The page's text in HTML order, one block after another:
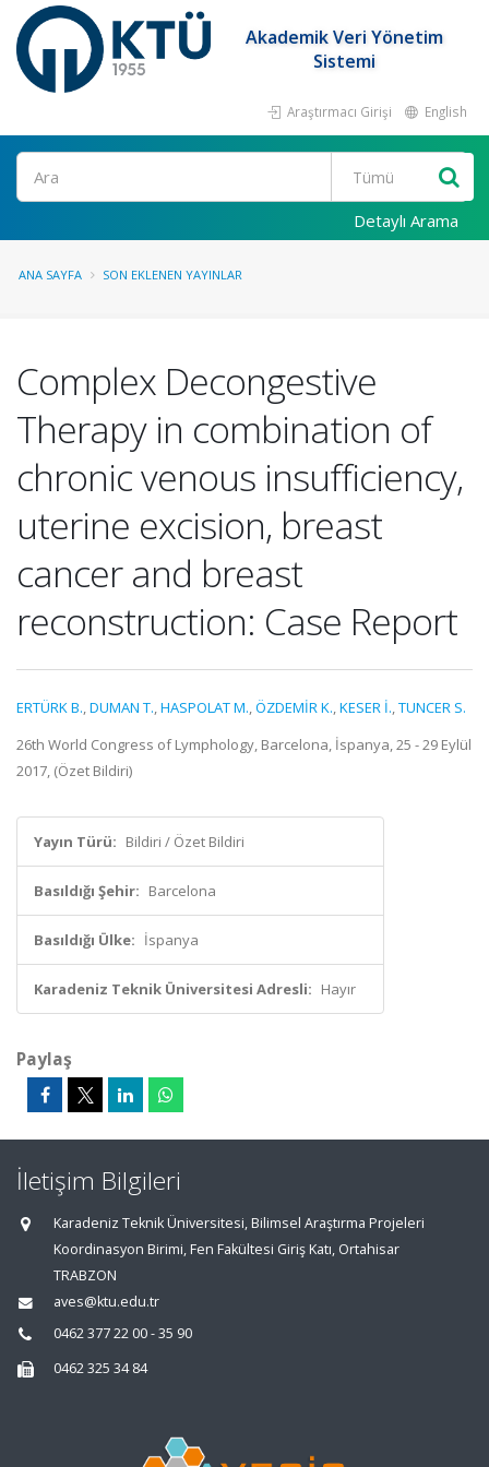
Akademik Veri Yönetim
Sistemi
Araştırmacı Girişi English
Ara
Detaylı Arama
ANA SAYFA SON EKLENEN YAYINLAR
Complex Decongestive
Therapy in combination of
chronic venous insufficiency,
uterine excision, breast
cancer and breast
reconstruction: Case Report
ERTÜRK B.,DUMAN T.,HASPOLAT M.,ÖZDEMİR K.,KESER İ.,TUNCER S.
26th World Congress of Lymphology, Barcelona, İspanya, 25 - 29 Eylül
2017, (Özet Bildiri)
Yayın Türü: Bildiri / Özet Bildiri
Basıldığı Şehir: Barcelona
Basıldığı Ülke: İspanya
Karadeniz Teknik Üniversitesi Adresli: Hayır
Paylaş
İletişim Bilgileri
Karadeniz Teknik Üniversitesi, Bilimsel Araştırma Projeleri
Koordinasyon Birimi, Fen Fakültesi Giriş Katı, Ortahisar
TRABZON
aves@ktu.edu.tr
0462 377 22 00 - 35 90
0462 325 34 84